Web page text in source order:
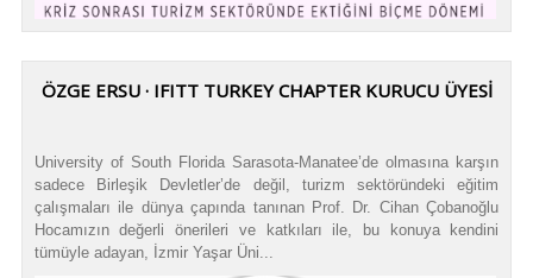
ÖZGE ERSU · IFITT TURKEY CHAPTER KURUCU ÜYESİ
University of South Florida Sarasota-Manatee’de olmasına karşın
sadece Birleşik Devletler’de değil, turizm sektöründeki eğitim
çalışmaları ile dünya çapında tanınan Prof. Dr. Cihan Çobanoğlu
Hocamızın değerli önerileri ve katkıları ile, bu konuya kendini
tümüyle adayan, İzmir Yaşar Üni...